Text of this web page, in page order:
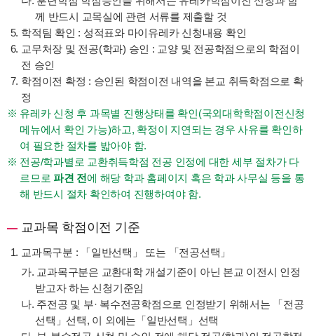
께 반드시 교목실에 관련 서류를 제출할 것
학적팀 확인 : 성적표와 마이유레카 신청내용 확인
교무처장 및 전공(학과) 승인 : 교양 및 전공학점으로의 학점이
전 승인
학점이전 확정 : 승인된 학점이전 내역을 본교 취득학점으로 확
정
유레카 신청 후 과목별 진행상태를 확인(국외대학학점이전신청
메뉴에서 확인 가능)하고, 확정이 지연되는 경우 사유를 확인하
여 필요한 절차를 밟아야 함.
전공/학과별로 교환취득학점 전공 인정에 대한 세부 절차가 다
르므로파견 전에 해당 학과 홈페이지 혹은 학과 사무실 등을 통
해 반드시 절차 확인하여 진행하여야 함.
교과목 학점이전 기준
교과목구분 : 「일반선택」 또는 「전공선택」
가. 교과목구분은 교환대학 개설기준이 아닌 본교 이전시 인정
받고자 하는 신청기준임
나. 주전공 및 부· 복수전공학점으로 인정받기 위해서는 「전공
선택」선택, 이 외에는「일반선택」선택